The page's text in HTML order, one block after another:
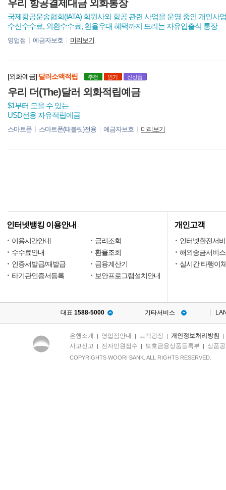
우리 항공결제대금 외화통장
국제항공운송협회(IATA) 회원사와 항공 관련 사업을 운영 중인 개인사
수신수수료, 외환수수료, 환율우대 혜택까지 드리는 자유입출식 통장
영업점 예금자보호 미리보기
우리 더(The)달러 외화적립예금
[외화예금] 달러소액적립 추천 인기 신상품
$1부터 모을 수 있는
USD전용 자유적립예금
스마트폰 스마트폰(태블릿)전용 예금자보호 미리보기
인터넷뱅킹 이용안내
이용시간안내
금리조회
수수료안내
환율조회
인증서발급/재발급
금융계산기
타기관인증서등록
보안프로그램설치안내
개인고객
인터넷환전서
해외송금서비스
실시간 타행이
대표 1588-5000 기타서비스
은행소개 영업점안내 고객광장| 개인정보처리방침
사고신고 전자민원접수 보호금융상품등록부 상품
COPYRIGHTS WOORI BANK. ALL RIGHTS RESERVED.